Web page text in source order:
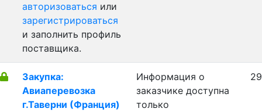
авторизоваться или
зарегистрироваться
и заполнить профиль
поставщика.
Закупка:
Авиаперевозка
г.Таверни (Франция)
Информация о
заказчике доступна
только